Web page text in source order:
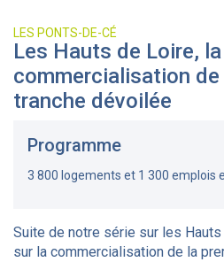
LES PONTS-DE-CÉ
Les Hauts de Loire, la
commercialisation de
tranche dévoilée
Programme
3 800 logements et 1 300 emplois
Suite de notre série sur les
sur la commercialisation de la